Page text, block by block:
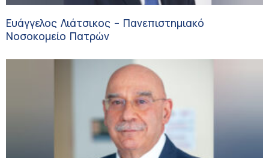
Ευάγγελος Λιάτσικος – Πανεπιστημιακό
Νοσοκομείο Πατρών